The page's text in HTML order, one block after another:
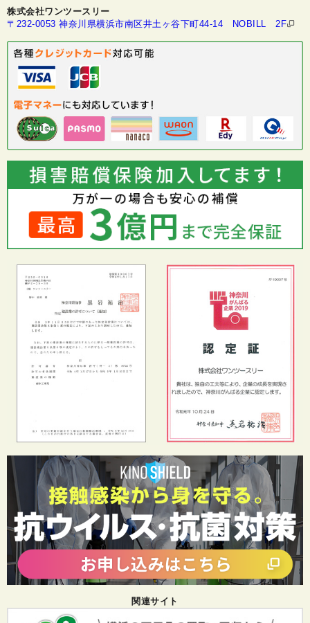
株式会社ワンツースリー
〒232-0053 神奈川県横浜市南区井土ヶ谷下町44-14 NOBILL 2F
関連サイト